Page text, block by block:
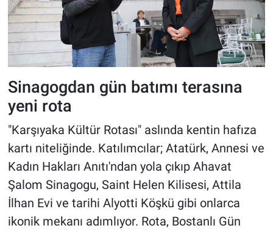
Sinagogdan gün batımı terasına
yeni rota
"Karşıyaka Kültür Rotası" aslında kentin hafıza
kartı niteliğinde. Katılımcılar; Atatürk, Annesi ve
Kadın Hakları Anıtı'ndan yola çıkıp Ahavat
Şalom Sinagogu, Saint Helen Kilisesi, Attila
İlhan Evi ve tarihi Alyotti Köşkü gibi onlarca
ikonik mekanı adımlıyor. Rota, Bostanlı Gün